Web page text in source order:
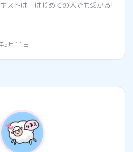
ストは「はじめての人でも受かる!
5月11日